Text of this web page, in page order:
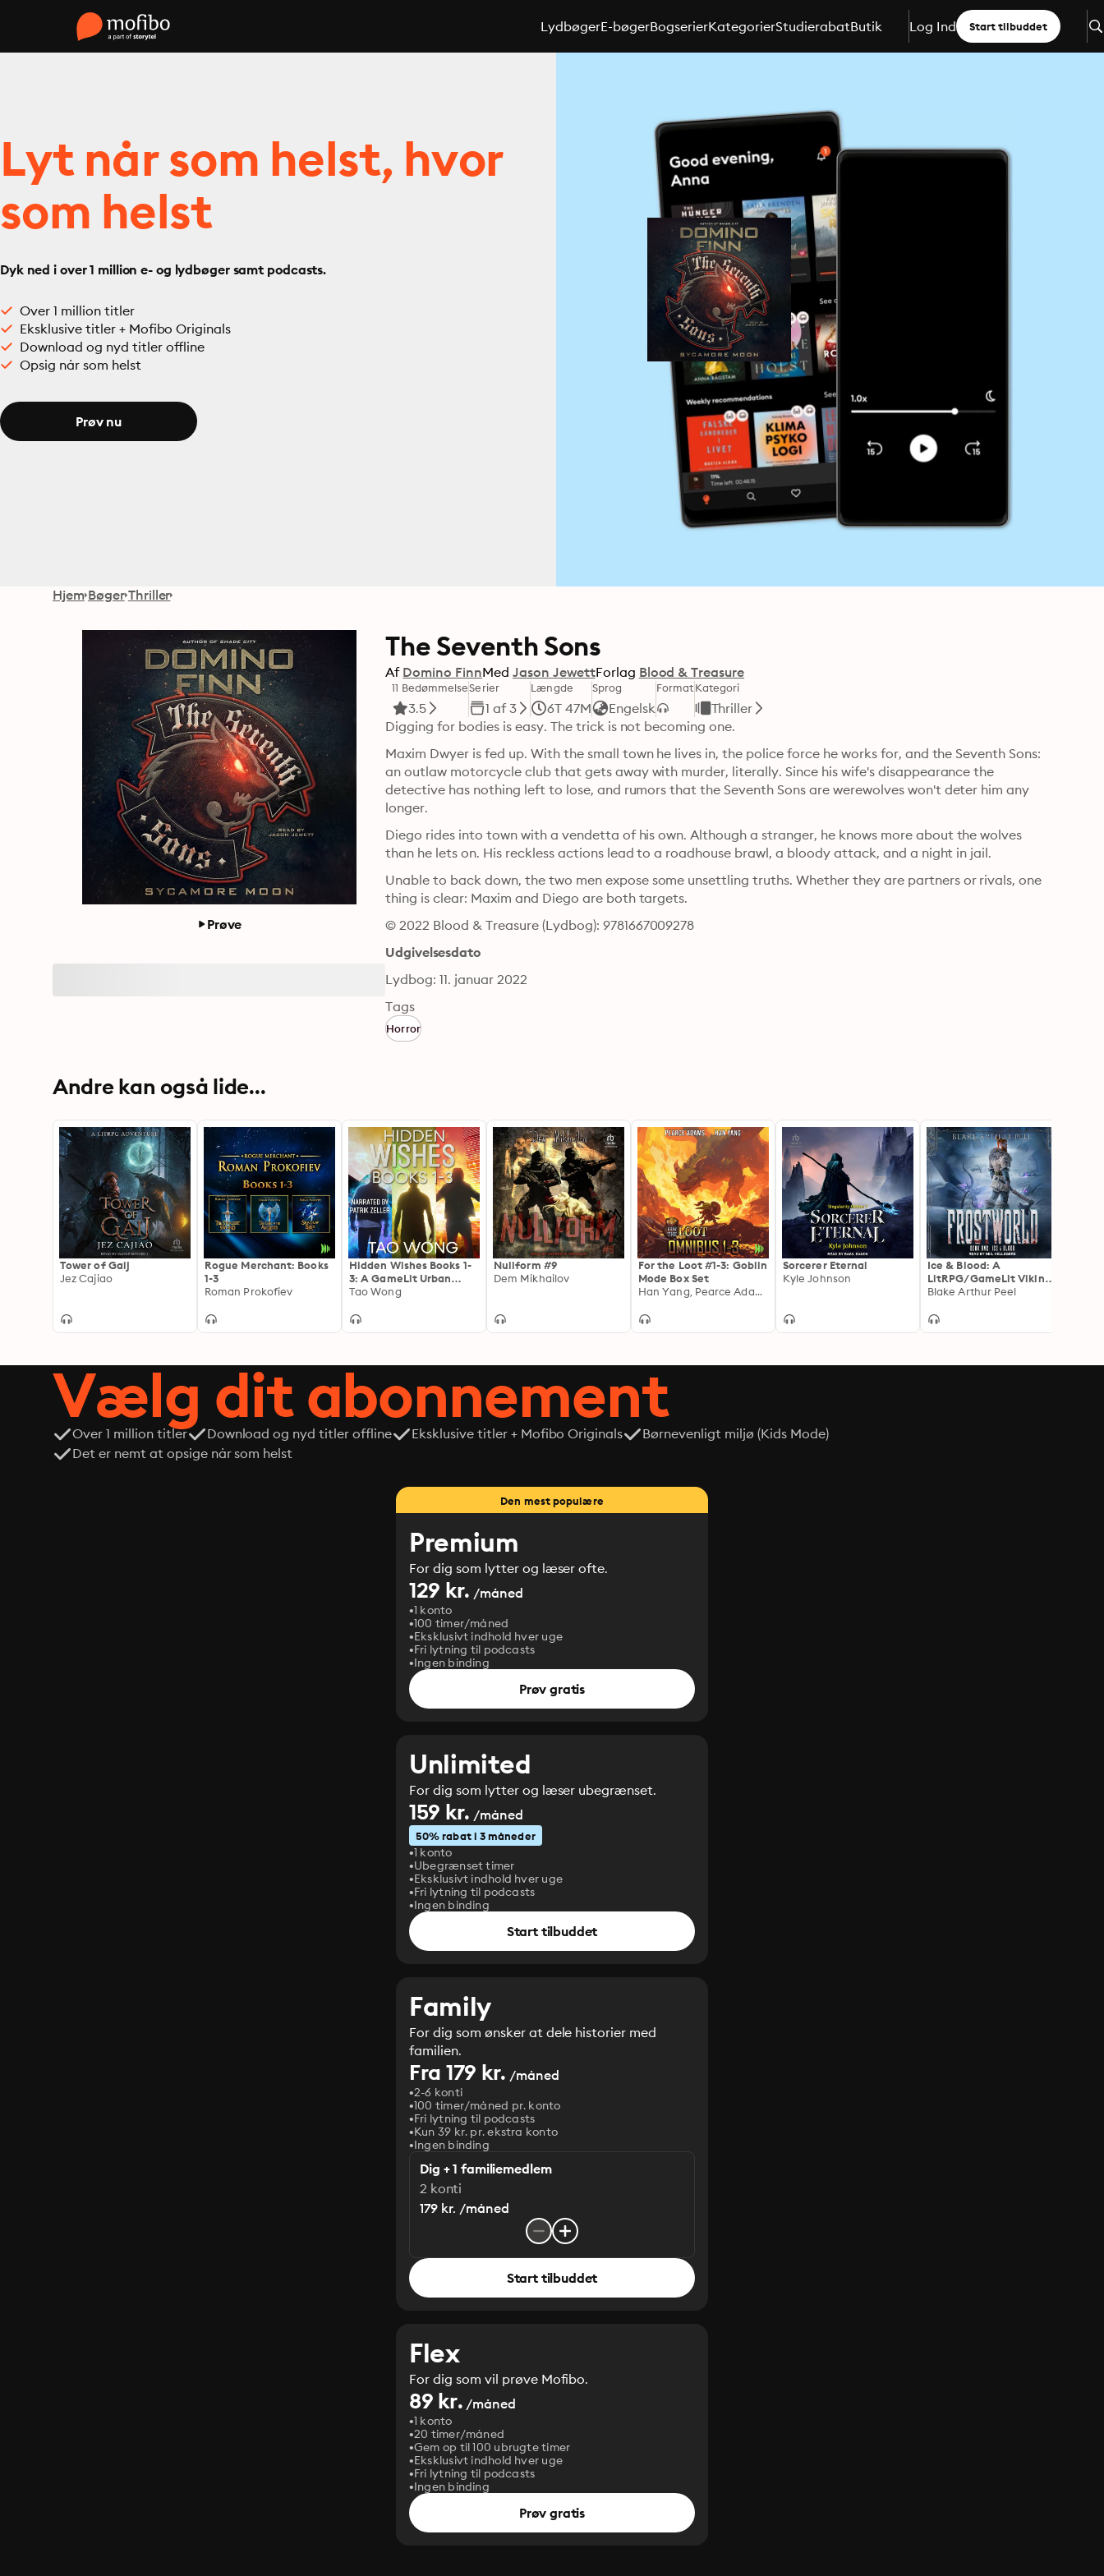
LydbøgerE-bøgerBogserierKategorierStudierabatButik Log Ind Start tilbuddet
Lyt når som helst, hvor
som helst
Dyk ned i over 1 million e- og lydbøger samt podcasts.
Over 1 million titler
Eksklusive titler + Mofibo Originals
Download og nyd titler offline
Opsig når som helst
Prøv nu
Hjem Bøger Thriller
Prøve
The Seventh Sons
Af Domino FinnMed Jason JewettForlag Blood & Treasure
11 Bedømmelse
3.5
Serier
1 af 3
Længde
6T 47M
Sprog
Engelsk
FormatKategori
Thriller
Digging for bodies is easy. The trick is not becoming one.
Maxim Dwyer is fed up. With the small town he lives in, the police force he works for, and the Seventh Sons:
an outlaw motorcycle club that gets away with murder, literally. Since his wife's disappearance the
detective has nothing left to lose, and rumors that the Seventh Sons are werewolves won't deter him any
longer.
Diego rides into town with a vendetta of his own. Although a stranger, he knows more about the wolves
than he lets on. His reckless actions lead to a roadhouse brawl, a bloody attack, and a night in jail.
Unable to back down, the two men expose some unsettling truths. Whether they are partners or rivals, one
thing is clear: Maxim and Diego are both targets.
© 2022 Blood & Treasure (Lydbog): 9781667009278
Udgivelsesdato
Lydbog: 11. januar 2022
Tags
Horror
Andre kan også lide...
Tower of Gaij
Jez Cajiao
Rogue Merchant: Books
1-3
Roman Prokofiev
Hidden Wishes Books 1-
3: A GameLit Urban
Fantasy
Tao Wong
Nullform #9
Dem Mikhailov
For the Loot #1-3: Goblin
Mode Box Set
Han Yang, Pearce Adams
Sorcerer Eternal
Kyle Johnson
Ice & Blood: A
LitRPG/GameLit Viking
Adventure
Blake Arthur Peel
Vælg dit abonnement
Over 1 million titler Download og nyd titler offline Eksklusive titler + Mofibo Originals
Børnevenligt miljø (Kids Mode)
Det er nemt at opsige når som helst
Den mest populære
Premium
For dig som lytter og læser ofte.
129 kr. /måned
1 konto
100 timer/måned
Eksklusivt indhold hver uge
Fri lytning til podcasts
Ingen binding
Prøv gratis
Unlimited
For dig som lytter og læser ubegrænset.
159 kr. /måned
50% rabat i 3 måneder
1 konto
Ubegrænset timer
Eksklusivt indhold hver uge
Fri lytning til podcasts
Ingen binding
Start tilbuddet
Family
For dig som ønsker at dele historier med
familien.
Fra 179 kr. /måned
2-6 konti
100 timer/måned pr. konto
Fri lytning til podcasts
Kun 39 kr. pr. ekstra konto
Ingen binding
Dig + 1 familiemedlem
2 konti
179 kr. /måned
Start tilbuddet
Flex
For dig som vil prøve Mofibo.
89 kr. /måned
1 konto
20 timer/måned
Gem op til 100 ubrugte timer
Eksklusivt indhold hver uge
Fri lytning til podcasts
Ingen binding
Prøv gratis